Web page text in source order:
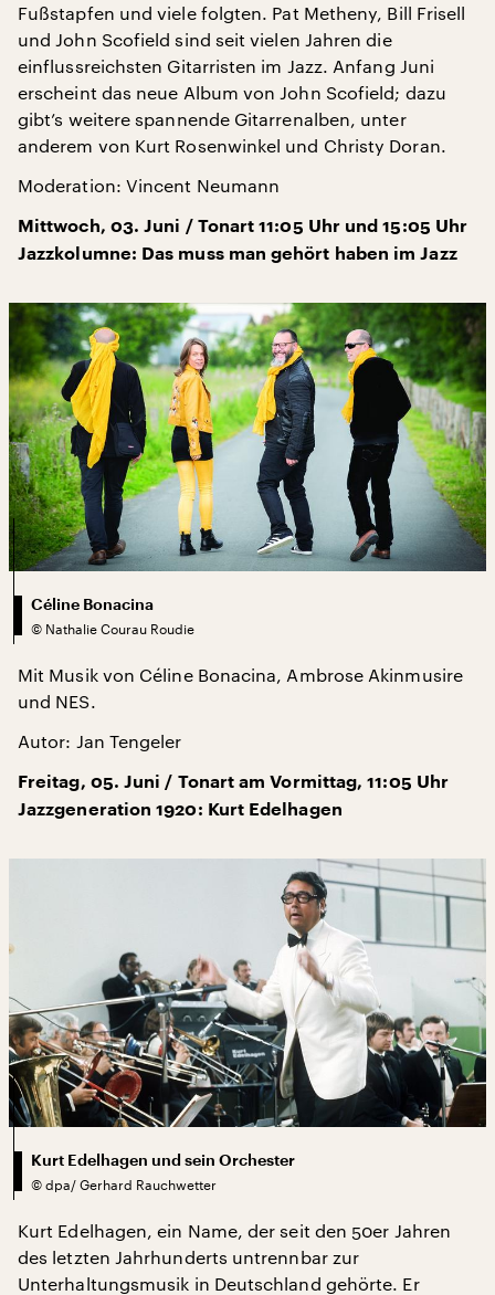
Fußstapfen und viele folgten. Pat Metheny, Bill Frisell
und John Scofield sind seit vielen Jahren die
einflussreichsten Gitarristen im Jazz. Anfang Juni
erscheint das neue Album von John Scofield; dazu
gibt’s weitere spannende Gitarrenalben, unter
anderem von Kurt Rosenwinkel und Christy Doran.
Moderation: Vincent Neumann
Mittwoch, 03. Juni / Tonart 11:05 Uhr und 15:05 Uhr
Jazzkolumne: Das muss man gehört haben im Jazz
Céline Bonacina
© Nathalie Courau Roudie
Mit Musik von Céline Bonacina, Ambrose Akinmusire
und NES.
Autor: Jan Tengeler
Freitag, 05. Juni / Tonart am Vormittag, 11:05 Uhr
Jazzgeneration 1920: Kurt Edelhagen
Kurt Edelhagen und sein Orchester
© dpa/ Gerhard Rauchwetter
Kurt Edelhagen, ein Name, der seit den 50er Jahren
des letzten Jahrhunderts untrennbar zur
Unterhaltungsmusik in Deutschland gehörte. Er